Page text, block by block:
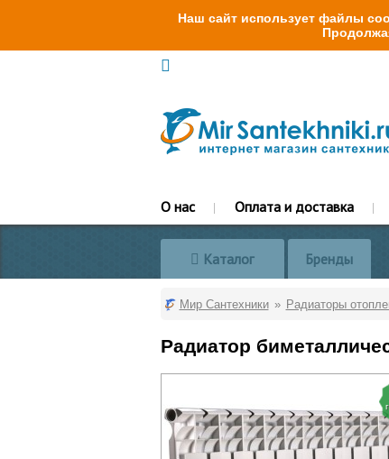
Наш сайт использует файлы
О нас Оплата и доставка
Каталог Бренды
Мир Сантехники Радиаторы
Радиатор